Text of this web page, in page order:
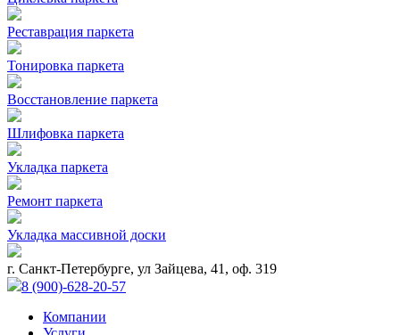
Реставрация паркета
Тонировка паркета
Восстановление паркета
Шлифовка паркета
Укладка паркета
Ремонт паркета
Укладка массивной доски
г. Санкт-Петербурге, ул Зайцева, 41, оф. 319
8 (900)-628-20-57
Компании